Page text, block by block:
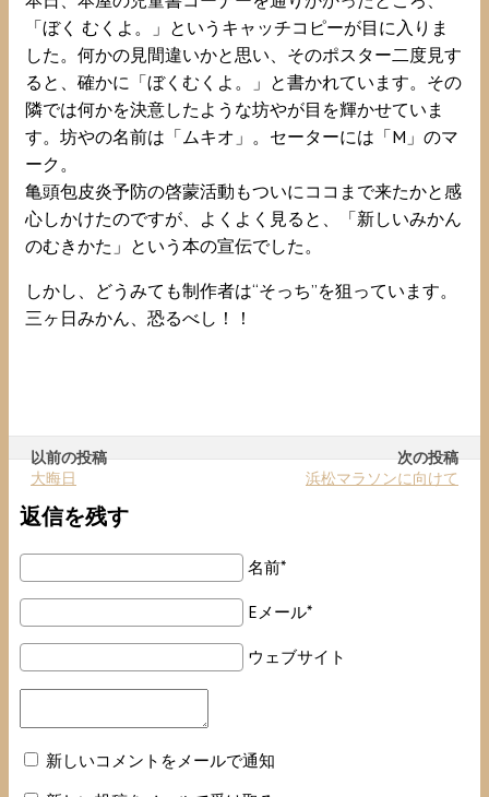
「ぼく むくよ。」というキャッチコピーが目に入りま
した。何かの見間違いかと思い、そのポスター二度見す
ると、確かに「ぼくむくよ。」と書かれています。その
隣では何かを決意したような坊やが目を輝かせていま
す。坊やの名前は「ムキオ」。セーターには「M」のマ
ーク。
亀頭包皮炎予防の啓蒙活動もついにココまで来たかと感
心しかけたのですが、よくよく見ると、「新しいみかん
のむきかた」という本の宣伝でした。
しかし、どうみても制作者は“そっち”を狙っています。
三ヶ日みかん、恐るべし！！
以前の投稿
大晦日
次の投稿
浜松マラソンに向けて
返信を残す
名前*
Eメール*
ウェブサイト
新しいコメントをメールで通知